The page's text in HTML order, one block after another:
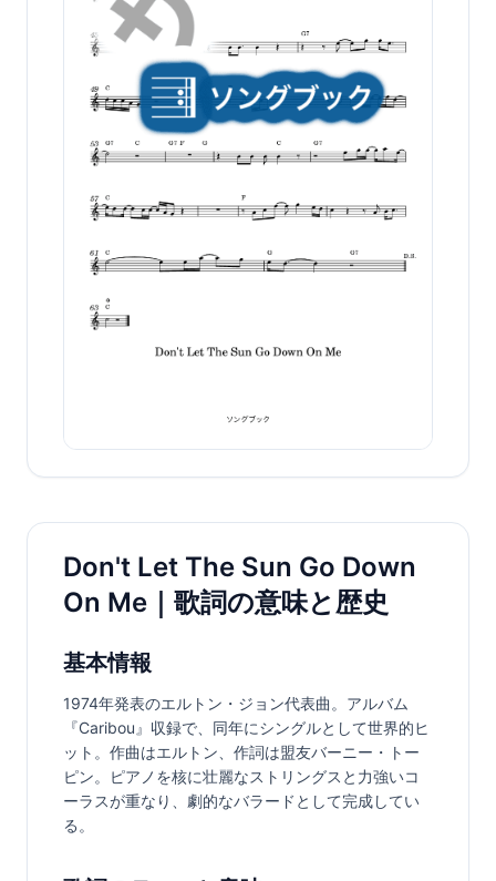
Don't Let The Sun Go Down
On Me｜歌詞の意味と歴史
基本情報
1974年発表のエルトン・ジョン代表曲。アルバム
『Caribou』収録で、同年にシングルとして世界的ヒ
ット。作曲はエルトン、作詞は盟友バーニー・トー
ピン。ピアノを核に壮麗なストリングスと力強いコ
ーラスが重なり、劇的なバラードとして完成してい
る。